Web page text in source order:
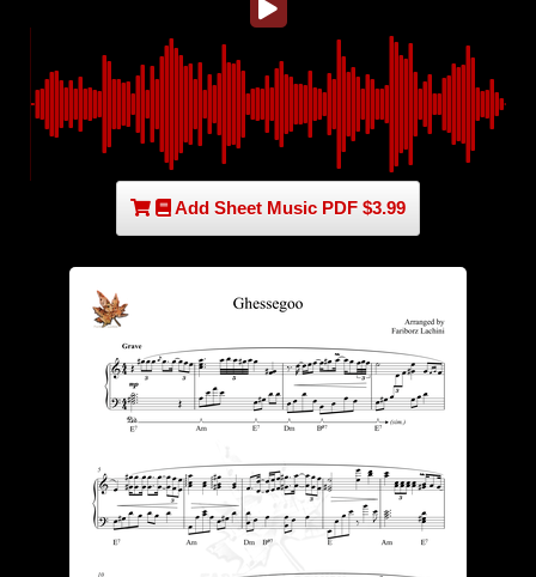
Add Sheet Music PDF $3.99